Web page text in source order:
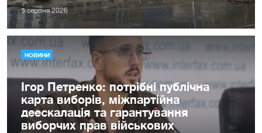
5 серпня 2026
НОВИНИ
Ігор Петренко: потрібні публічна
карта виборів, міжпартійна
деескалація та гарантування
виборчих прав військових